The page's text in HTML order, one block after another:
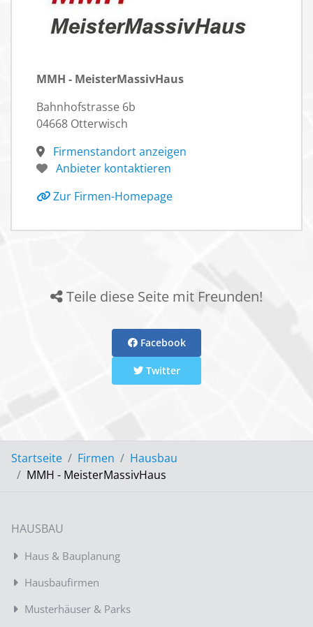
MMH - MeisterMassivHaus
Bahnhofstrasse 6b
04668 Otterwisch
Firmenstandort anzeigen
Anbieter kontaktieren
Zur Firmen-Homepage
Teile diese Seite mit Freunden!
Facebook
Twitter
Startseite Firmen
Hausbau
MMH - MeisterMassivHaus
HAUSBAU
Haus & Bauplanung
Hausbaufirmen
Musterhäuser & Parks